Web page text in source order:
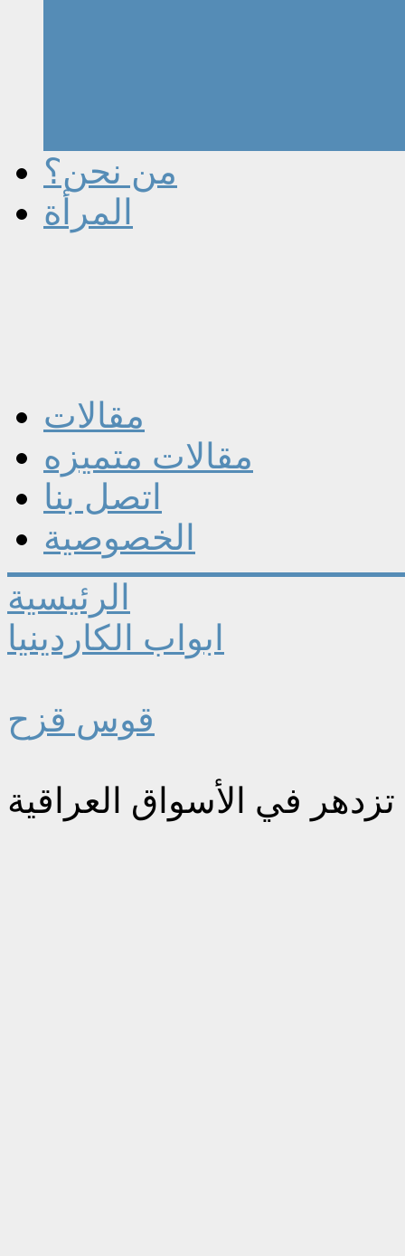
من نحن؟
المرأة
مقالات
مقالات متميزه
اتصل بنا
الخصوصية
الرئيسية
ابواب الكاردينيا
قوس قزح
في الأسواق العراقية